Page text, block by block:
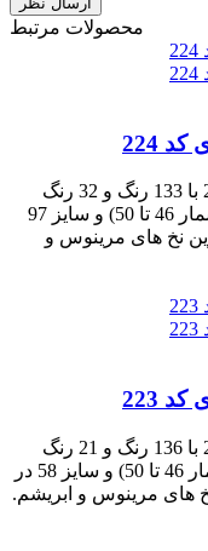
محصولات مرتبط
224
نخ و نقشه تابلوفرش دستباف طرح کد 224 با 133 رنگ و 32 رنگ
ابریشم به ابعاد 637 رج در 1100 گره (رجشمار 46 تا 50) و سایز 97
ترین نخ های مرینوس و
223
نخ و نقشه تابلوفرش دستباف طرح کد 223 با 136 رنگ و 21 رنگ
ابریشم به ابعاد 384 رج در 570 گره (رجشمار 46 تا 50) و سایز 58 در
نخ های مرینوس و ابریشم.